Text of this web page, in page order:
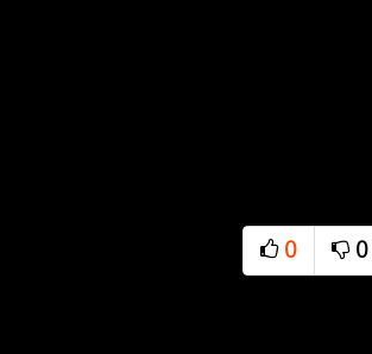
0
추천
0
비